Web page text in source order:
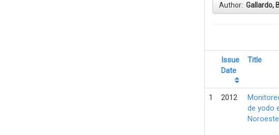
Author: Gallardo,
Issue
Date
Title
1 2012
de yodo